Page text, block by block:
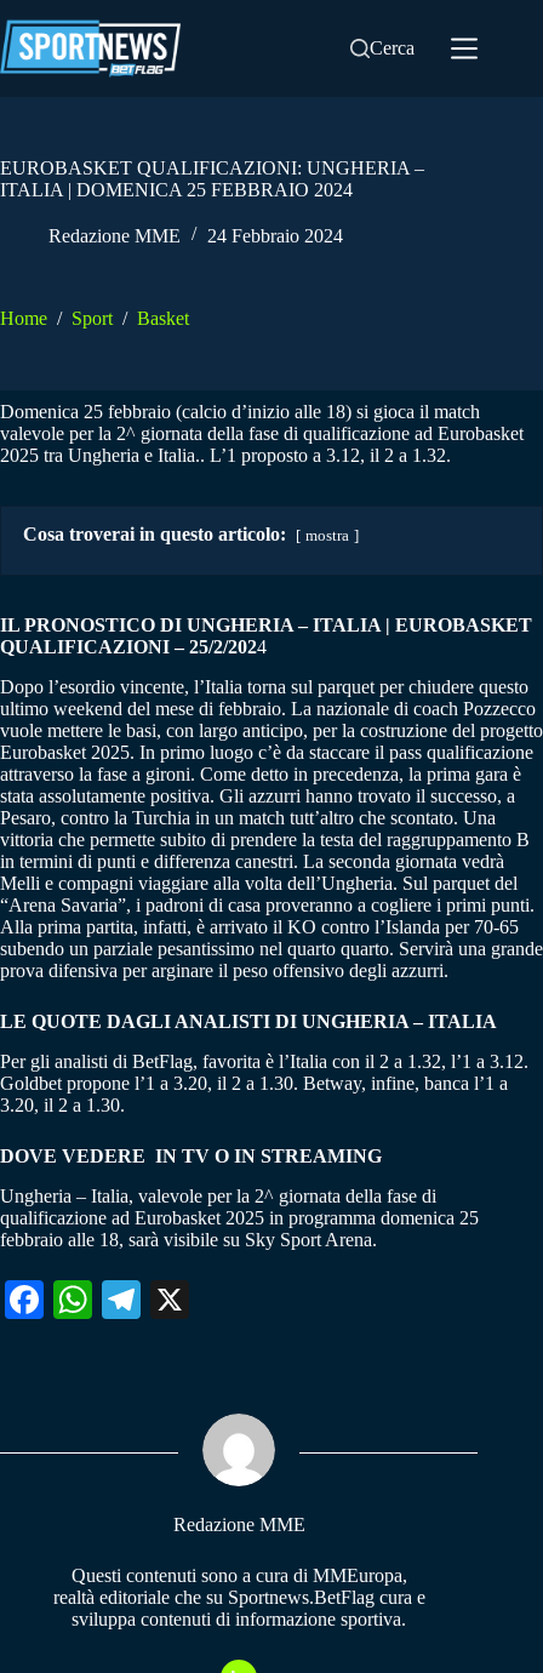
al
contenuto
Cerca
EUROBASKET QUALIFICAZIONI: UNGHERIA –
ITALIA | DOMENICA 25 FEBBRAIO 2024
Redazione MME 24 Febbraio 2024
Home / Sport / Basket
Domenica 25 febbraio (calcio d’inizio alle 18) si gioca il match
valevole per la 2^ giornata della fase di qualificazione ad Eurobasket
2025 tra Ungheria e Italia.. L’1 proposto a 3.12, il 2 a 1.32.
Cosa troverai in questo articolo: mostra
IL PRONOSTICO DI UNGHERIA – ITALIA | EUROBASKET
QUALIFICAZIONI – 25/2/2024
Dopo l’esordio vincente, l’Italia torna sul parquet per chiudere questo
ultimo weekend del mese di febbraio. La nazionale di coach Pozzecco
vuole mettere le basi, con largo anticipo, per la costruzione del progetto
Eurobasket 2025. In primo luogo c’è da staccare il pass qualificazione
attraverso la fase a gironi. Come detto in precedenza, la prima gara è
stata assolutamente positiva. Gli azzurri hanno trovato il successo, a
Pesaro, contro la Turchia in un match tutt’altro che scontato. Una
vittoria che permette subito di prendere la testa del raggruppamento B
in termini di punti e differenza canestri. La seconda giornata vedrà
Melli e compagni viaggiare alla volta dell’Ungheria. Sul parquet del
“Arena Savaria”, i padroni di casa proveranno a cogliere i primi punti.
Alla prima partita, infatti, è arrivato il KO contro l’Islanda per 70-65
subendo un parziale pesantissimo nel quarto quarto. Servirà una grande
prova difensiva per arginare il peso offensivo degli azzurri.
LE QUOTE DAGLI ANALISTI DI UNGHERIA – ITALIA
Per gli analisti di BetFlag, favorita è l’Italia con il 2 a 1.32, l’1 a 3.12.
Goldbet propone l’1 a 3.20, il 2 a 1.30. Betway, infine, banca l’1 a
3.20, il 2 a 1.30.
DOVE VEDERE IN TV O IN STREAMING
Ungheria – Italia, valevole per la 2^ giornata della fase di
qualificazione ad Eurobasket 2025 in programma domenica 25
febbraio alle 18, sarà visibile su Sky Sport Arena.
Fa W
pp
Te
m
Redazione MME
Questi contenuti sono a cura di MMEuropa,
realtà editoriale che su Sportnews.BetFlag cura e
sviluppa contenuti di informazione sportiva.